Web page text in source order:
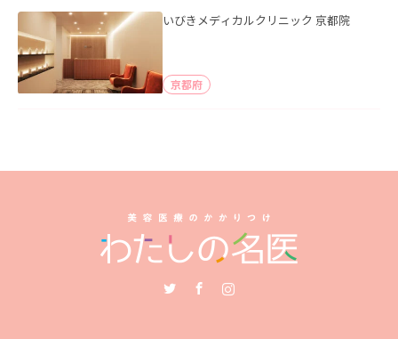
いびきメディカルクリニック 京都院
京都府